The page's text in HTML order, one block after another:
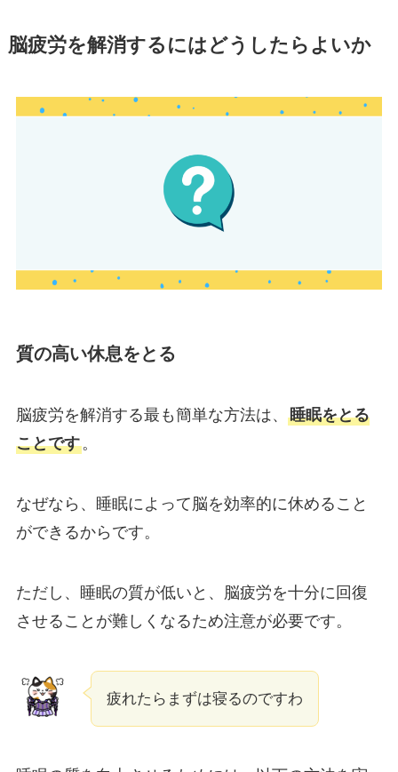
脳疲労を解消するにはどうしたらよいか
質の高い休息をとる
脳疲労を解消する最も簡単な方法は、 睡眠をとる
ことです。
なぜなら、睡眠によって脳を効率的に休めること
ができるからです。
ただし、睡眠の質が低いと、脳疲労を十分に回復
させることが難しくなるため注意が必要です。
疲れたらまずは寝るのですわ